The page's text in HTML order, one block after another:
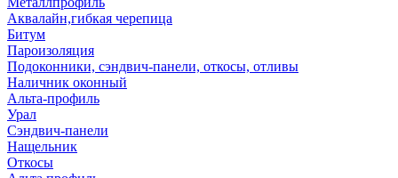
Аквалайн,гибкая черепица
Битум
Пароизоляция
Подоконники, сэндвич-панели, откосы, отливы
Наличник оконный
Альта-профиль
Урал
Сэндвич-панели
Нащельник
Откосы